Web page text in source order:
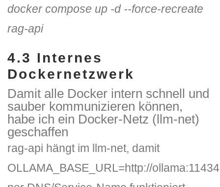
docker compose up -d --force-recreate
rag-api
4.3 Internes
Dockernetzwerk
Damit alle Docker intern schnell und
sauber kommunizieren können,
habe ich ein Docker-Netz (llm-net)
geschaffen
rag-api hängt im llm-net, damit
OLLAMA_BASE_URL=http://ollama:11434